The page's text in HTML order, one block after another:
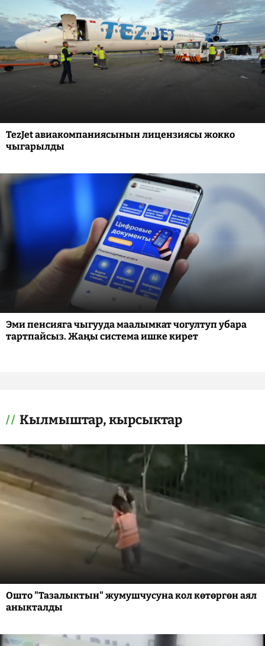
TezJet авиакомпаниясынын лицензиясы жокко
чыгарылды
Эми пенсияга чыгууда маалымкат чогултуп убара
тартпайсыз. Жаңы система ишке кирет
Кылмыштар, кырсыктар
Ошто "Тазалыктын" жумушчусуна кол көтөргөн аял
аныкталды